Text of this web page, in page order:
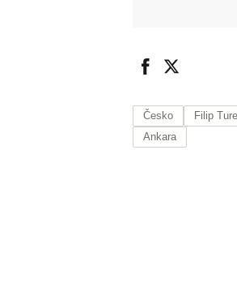
Česko Filip
Ankara